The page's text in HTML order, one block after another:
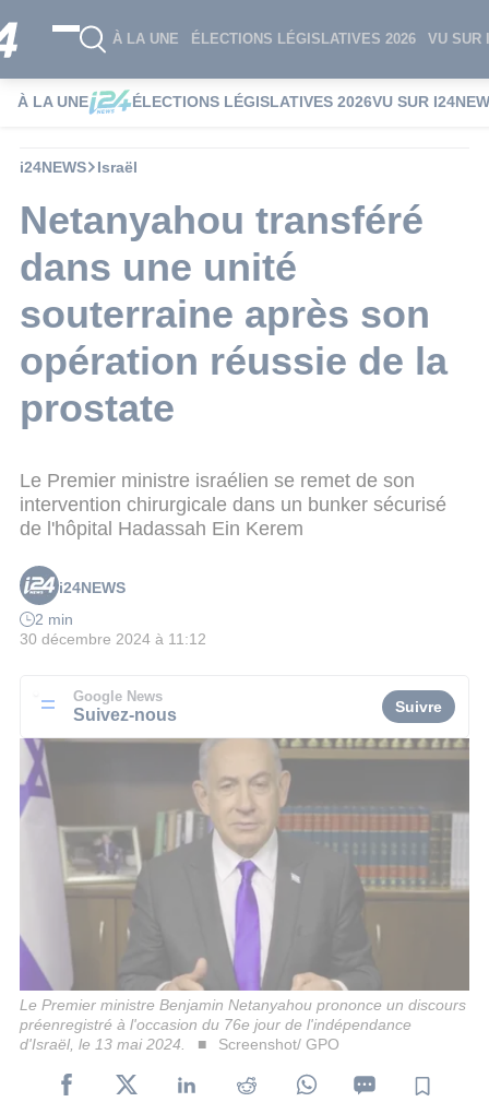
À LA UNE ÉLECTIONS LÉGISLATIVES 2026 VU SUR
À LA UNE ÉLECTIONS LÉGISLATIVES 2026VU SUR
i24NEWS Israël
Netanyahou transféré
dans une unité
souterraine après son
opération réussie de la
prostate
Le Premier ministre israélien se remet de son
intervention chirurgicale dans un bunker sécurisé
de l'hôpital Hadassah Ein Kerem
i24NEWS
2 min
30 décembre 2024 à 11:12
Google News
Suivez-nous Suivre
Le Premier ministre Benjamin Netanyahou prononce un discours
préenregistré à l'occasion du 76e jour de l'indépendance
d'Israël, le 13 mai 2024.
Screenshot/ GPO